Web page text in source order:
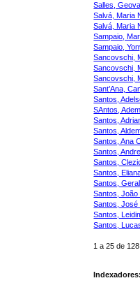
Salles,
Salvá, Maria
Salvá, Maria
Sampaio,
Sampaio,
Sancovschi,
Sancovschi,
Sancovschi,
Sant’Ana,
Santos,
SAntos,
Santos,
Santos,
Santos, Ana
Santos,
Santos,
Santos,
Santos,
Santos, João
Santos, José
Santos,
Santos,
1 a 25 de
Indexadores: